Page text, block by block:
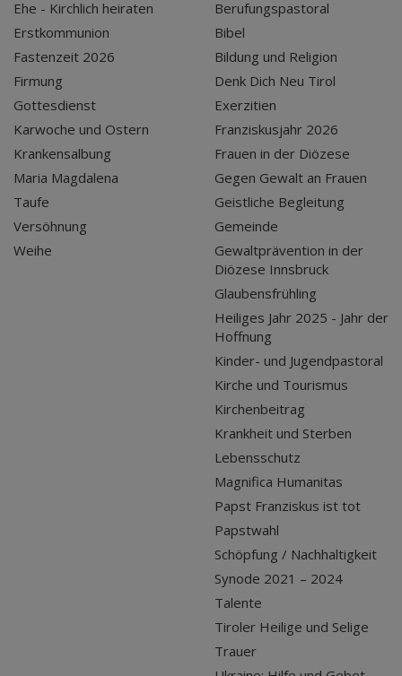
Ehe - Kirchlich heiraten
Erstkommunion
Fastenzeit 2026
Firmung
Gottesdienst
Karwoche und Ostern
Krankensalbung
Maria Magdalena
Taufe
Versöhnung
Weihe
Berufungspastoral
Bibel
Bildung und Religion
Denk Dich Neu Tirol
Exerzitien
Franziskusjahr 2026
Frauen in der Diözese
Gegen Gewalt an Frauen
Geistliche Begleitung
Gemeinde
Gewaltprävention in der
Diözese Innsbruck
Glaubensfrühling
Heiliges Jahr 2025 - Jahr der
Hoffnung
Kinder- und Jugendpastoral
Kirche und Tourismus
Kirchenbeitrag
Krankheit und Sterben
Lebensschutz
Magnifica Humanitas
Papst Franziskus ist tot
Papstwahl
Schöpfung / Nachhaltigkeit
Synode 2021 – 2024
Talente
Tiroler Heilige und Selige
Trauer